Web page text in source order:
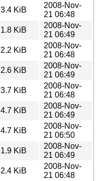
3.4 KiB
2008-Nov-
21 06:48
1.8 KiB
2008-Nov-
21 06:49
2.2 KiB
2008-Nov-
21 06:48
2.6 KiB
2008-Nov-
21 06:49
3.7 KiB
2008-Nov-
21 06:48
4.7 KiB
2008-Nov-
21 06:49
4.7 KiB
2008-Nov-
21 06:50
1.9 KiB
2008-Nov-
21 06:49
2.4 KiB
2008-Nov-
21 06:48